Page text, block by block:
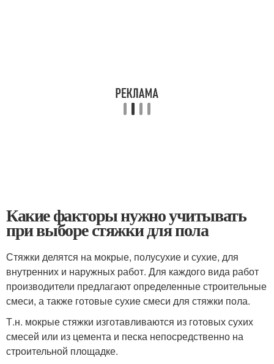
Какие факторы нужно учитывать
при выборе стяжки для пола
Стяжки делятся на мокрые, полусухие и сухие, для
внутренних и наружных работ. Для каждого вида работ
производители предлагают определенные строительные
смеси, а также готовые сухие смеси для стяжки пола.
Т.н. мокрые стяжки изготавливаются из готовых сухих
смесей или из цемента и песка непосредственно на
строительной площадке.